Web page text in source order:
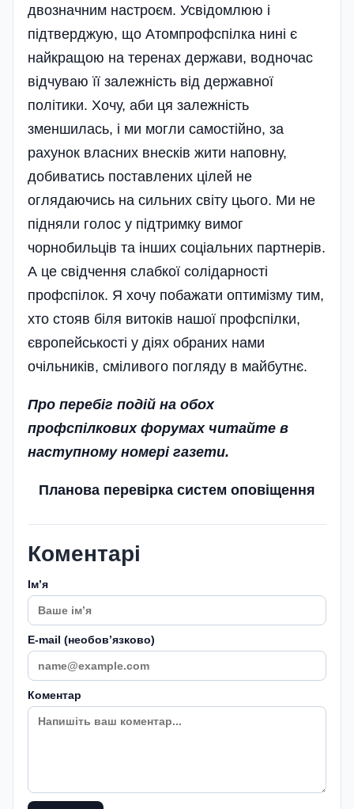
двозначним настроєм. Усвідомлюю і
підтвер­джую, що Атомпрофспілка нині є
найкращою на теренах держави, водночас
відчуваю її залежність від державної
політики. Хочу, аби ця зале­жність
зменшилась, і ми могли самостійно, за
рахунок власних внесків жити наповну,
добиватись поставлених цілей не
оглядаючись на сильних світу цього. Ми не
підняли голос у підтримку вимог
чорнобильців та інших соціальних партнерів.
А це свідчення слабкої солідарності
профспілок. Я хочу побажати оптимізму тим,
хто стояв біля витоків нашої профспілки,
європейськості у діях обраних нами
очільників, сміливого погляду в майбутнє.
Про перебіг подій на обох
профспілкових форумах читайте в
наступному номері газети.
Планова перевірка систем оповіщення
Коментарі
Імʼя
E-mail (необовʼязково)
Коментар